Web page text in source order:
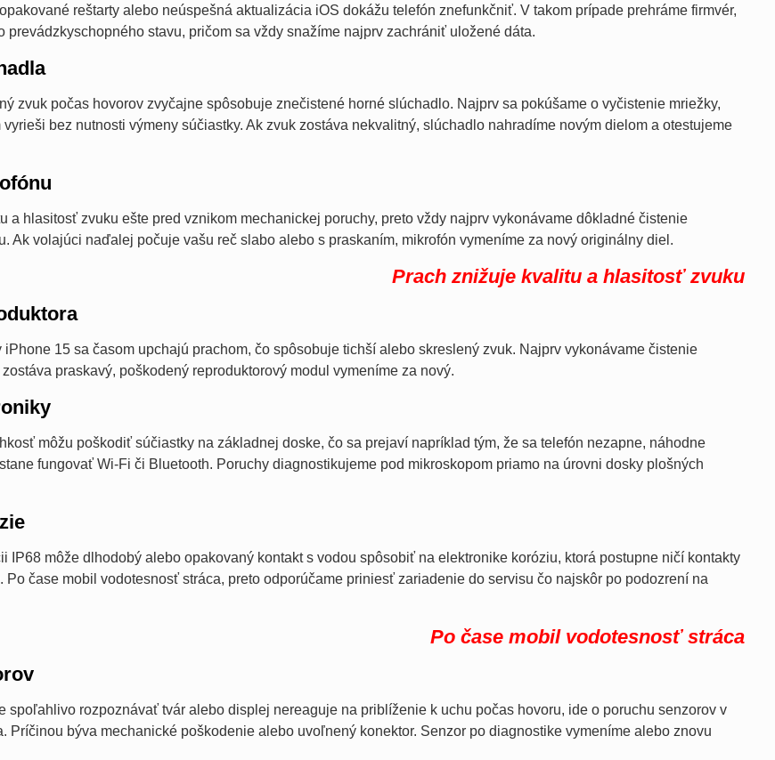
reštarty alebo neúspešná aktualizácia iOS dokážu telefón znefunkčniť. V takom prípade prehráme firmvér,
prevádzkyschopného stavu, pričom sa vždy snažíme najprv zachrániť uložené dáta.
zvuk počas hovorov zvyčajne spôsobuje znečistené horné slúchadlo. Najprv sa pokúšame o vyčistenie mriežky,
vyrieši bez nutnosti výmeny súčiastky. Ak zvuk zostáva nekvalitný, slúchadlo nahradíme novým dielom a otestujeme
a hlasitosť zvuku ešte pred vznikom mechanickej poruchy, preto vždy najprv vykonávame dôkladné čistenie
Ak volajúci naďalej počuje vašu reč slabo alebo s praskaním, mikrofón vymeníme za nový originálny diel.
Prach znižuje kvalitu a hlasitosť zvuku
iPhone 15 sa časom upchajú prachom, čo spôsobuje tichší alebo skreslený zvuk. Najprv vykonávame čistenie
praskavý, poškodený reproduktorový modul vymeníme za nový.
môžu poškodiť súčiastky na základnej doske, čo sa prejaví napríklad tým, že sa telefón nezapne, náhodne
fungovať Wi-Fi či Bluetooth. Poruchy diagnostikujeme pod mikroskopom priamo na úrovni dosky plošných
IP68 môže dlhodobý alebo opakovaný kontakt s vodou spôsobiť na elektronike koróziu, ktorá postupne ničí kontakty
Po čase mobil vodotesnosť stráca, preto odporúčame priniesť zariadenie do servisu čo najskôr po podozrení na
Po čase mobil vodotesnosť stráca
spoľahlivo rozpoznávať tvár alebo displej nereaguje na priblíženie k uchu počas hovoru, ide o poruchu senzorov v
Príčinou býva mechanické poškodenie alebo uvoľnený konektor. Senzor po diagnostike vymeníme alebo znovu